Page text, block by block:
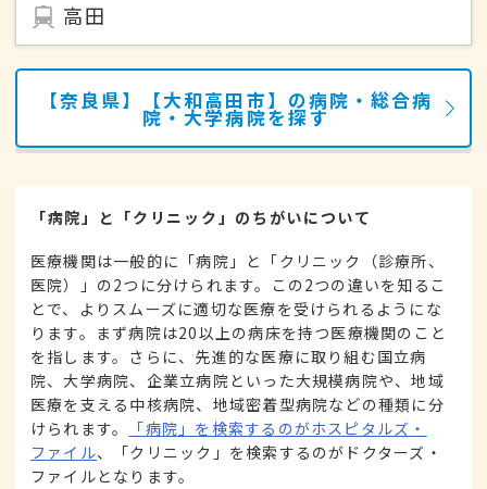
高田
【奈良県】【大和高田市】の病院・総合病
院・大学病院を探す
「病院」と「クリニック」のちがいについて
医療機関は一般的に「病院」と「クリニック（診療所、
医院）」の2つに分けられます。この2つの違いを知るこ
とで、よりスムーズに適切な医療を受けられるようにな
ります。まず病院は20以上の病床を持つ医療機関のこと
を指します。さらに、先進的な医療に取り組む国立病
院、大学病院、企業立病院といった大規模病院や、地域
医療を支える中核病院、地域密着型病院などの種類に分
けられます。
「病院」を検索するのがホスピタルズ・
ファイル、「クリニック」を検索するのがドクターズ・
ファイルとなります。